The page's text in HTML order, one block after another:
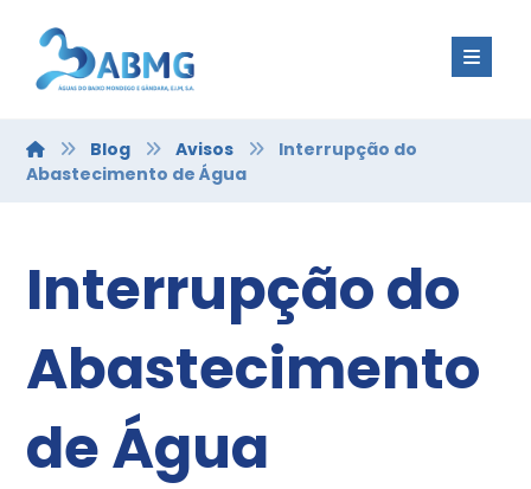
Blog Avisos
Interrupção do
Abastecimento de Água
Interrupção do
Abastecimento
de Água